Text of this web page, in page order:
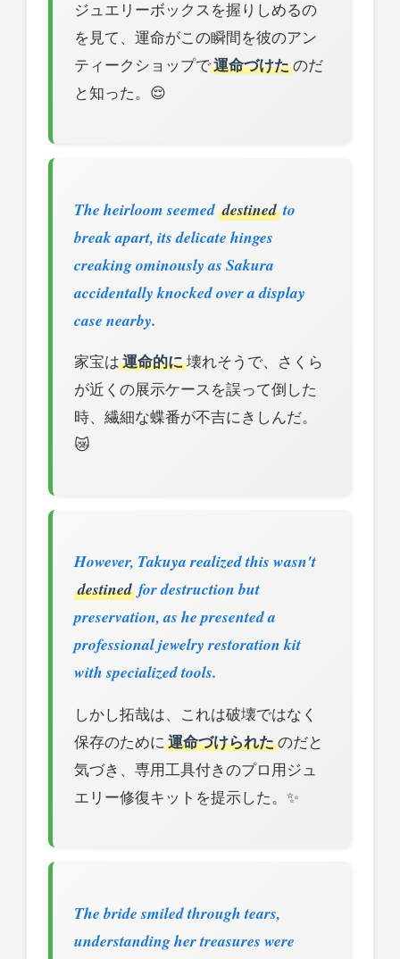
ジュエリーボックスを握りしめるの
を見て、運命がこの瞬間を彼のアン
ティークショップで運命づけたのだ
と知った。😌
The heirloom seemed destined to
break apart, its delicate hinges
creaking ominously as Sakura
accidentally knocked over a display
case nearby.
家宝は 運命的に壊れそうで、さくら
が近くの展示ケースを誤って倒した
時、繊細な蝶番が不吉にきしんだ。
😿
However, Takuya realized this wasn't
destined for destruction but
preservation, as he presented a
professional jewelry restoration kit
with specialized tools.
しかし拓哉は、これは破壊ではなく
保存のために 運命づけられたのだと
気づき、専用工具付きのプロ用ジュ
エリー修復キットを提示した。✨
The bride smiled through tears,
understanding her treasures were